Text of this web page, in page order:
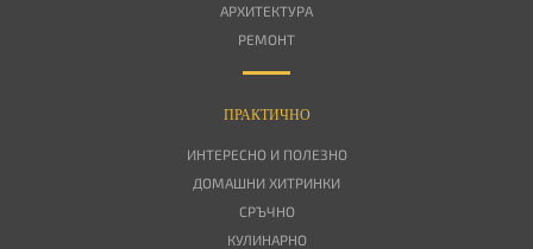
АРХИТЕКТУРА
РЕМОНТ
ПРАКТИЧНО
ИНТЕРЕСНО И ПОЛЕЗНО
ДОМАШНИ ХИТРИНКИ
СРЪЧНО
КУЛИНАРНО